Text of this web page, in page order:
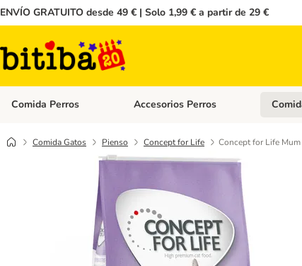
ENVÍO GRATUITO desde 49 € | Solo 1,99 € a partir de 29 €
Comida Perros Menú de categoria abierto: Comida
Accesorios Perros Menú
Comida Gatos Pienso Concept for Life Concept for Life